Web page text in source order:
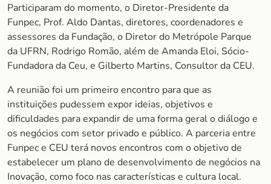
Participaram do momento, o Diretor-Presidente da
Funpec, Prof. Aldo Dantas, diretores, coordenadores e
assessores da Fundação, o Diretor do Metrópole Parque
da UFRN, Rodrigo Romão, além de Amanda Eloi, Sócio-
Fundadora da Ceu, e Gilberto Martins, Consultor da CEU.
A reunião foi um primeiro encontro para que as
instituições pudessem expor ideias, objetivos e
dificuldades para expandir de uma forma geral o diálogo e
os negócios com setor privado e público. A parceria entre
Funpec e CEU terá novos encontros com o objetivo de
estabelecer um plano de desenvolvimento de negócios na
Inovação, como foco nas características e cultura local.